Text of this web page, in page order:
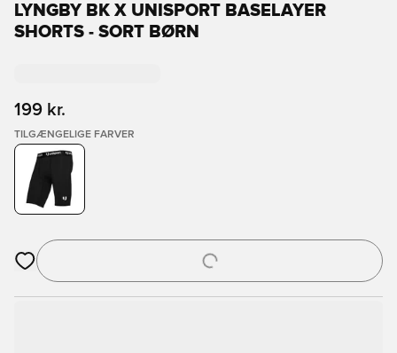
LYNGBY BK X UNISPORT BASELAYER
SHORTS - SORT BØRN
199 kr.
TILGÆNGELIGE FARVER
Åbner en Modal til at logge ind eller tilmelde dig som medlem